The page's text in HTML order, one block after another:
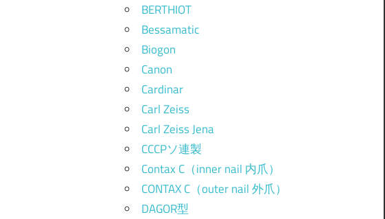
BERTHIOT
Bessamatic
Biogon
Canon
Cardinar
Carl Zeiss
Carl Zeiss Jena
CCCPソ連製
Contax C（inner nail 内爪）
CONTAX C（outer nail 外爪）
DAGOR型